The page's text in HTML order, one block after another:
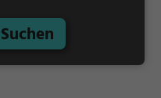
Suchen